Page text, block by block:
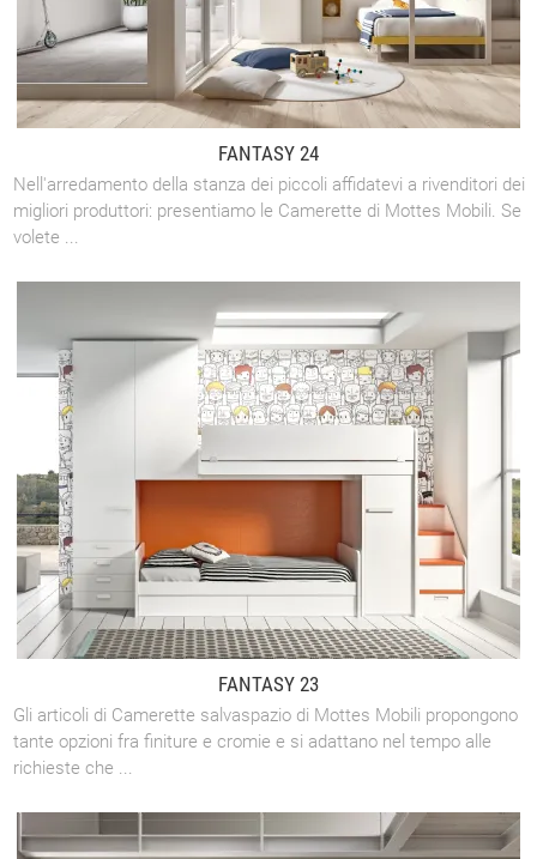
FANTASY 24
Nell'arredamento della stanza dei piccoli affidatevi a rivenditori dei
migliori produttori: presentiamo le Camerette di Mottes Mobili. Se
volete ...
FANTASY 23
Gli articoli di Camerette salvaspazio di Mottes Mobili propongono
tante opzioni fra finiture e cromie e si adattano nel tempo alle
richieste che ...